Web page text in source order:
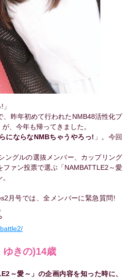
昨年初めて行われたNMB48活性化プ
、今年も帰ってきました。
にならなNMBちゃうやろっ! 」。今回
ングルの選抜メンバー、カップリング
ァン投票で選ぶ「NAMBATTLE2～愛
月号では、全メンバーに緊急質問!
ゆきの)14歳
愛～」の企画内容を知った時に、